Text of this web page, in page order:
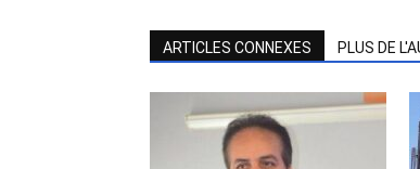
ARTICLES CONNEXES PLUS DE